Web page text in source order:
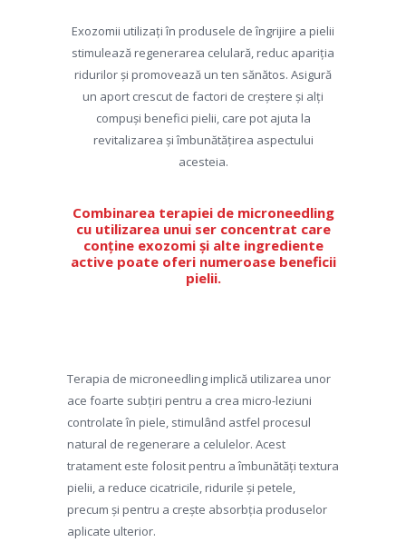
Exozomii utilizați în produsele de îngrijire a pielii
stimulează regenerarea celulară, reduc apariția
ridurilor și promovează un ten sănătos. Asigură
un aport crescut de factori de creștere și alți
compuși benefici pielii, care pot ajuta la
revitalizarea și îmbunătățirea aspectului
acesteia.
Combinarea terapiei de microneedling
cu utilizarea unui ser concentrat care
conține exozomi și alte ingrediente
active poate oferi numeroase beneficii
pielii.
Terapia de microneedling implică utilizarea unor
ace foarte subțiri pentru a crea micro-leziuni
controlate în piele, stimulând astfel procesul
natural de regenerare a celulelor. Acest
tratament este folosit pentru a îmbunătăți textura
pielii, a reduce cicatricile, ridurile și petele,
precum și pentru a crește absorbția produselor
aplicate ulterior.